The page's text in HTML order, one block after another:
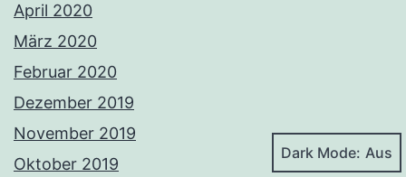
April 2020
März 2020
Februar 2020
Dezember 2019
November 2019
Oktober 2019
Dark Mode: